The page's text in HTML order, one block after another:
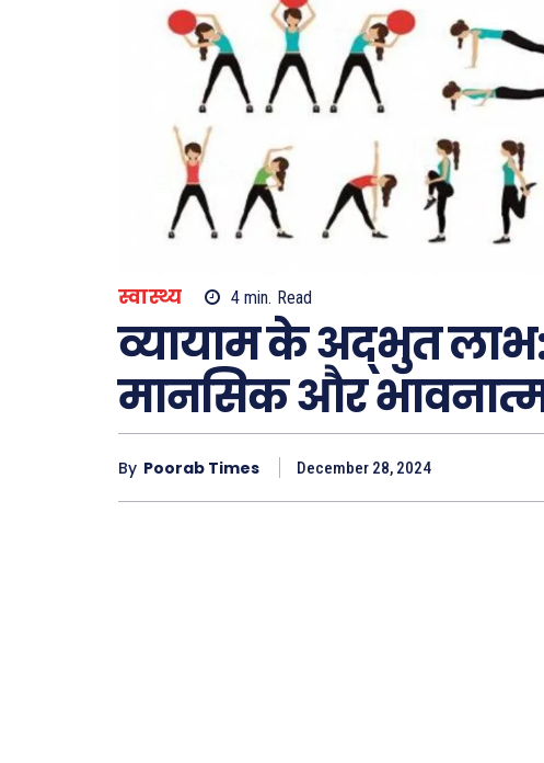
स्वास्थ्य 4 min. Read
व्यायाम के अद्भुत लाभ:
मानसिक और
By Poorab Times December 28, 2024